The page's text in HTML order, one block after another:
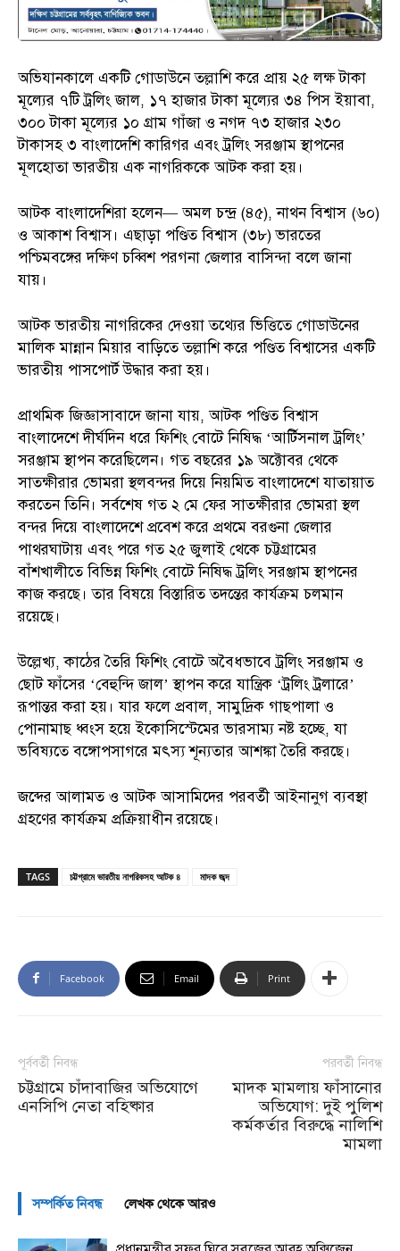
অভিযানকালে একটি গোডাউনে তল্লাশি করে প্রায় ২৫ লক্ষ টাকা
মূল্যের ৭টি ট্রলিং জাল, ১৭ হাজার টাকা মূল্যের ৩৪ পিস ইয়াবা,
৩০০ টাকা মূল্যের ১০ গ্রাম গাঁজা ও নগদ ৭৩ হাজার ২৩০
টাকাসহ ৩ বাংলাদেশি কারিগর এবং ট্রলিং সরঞ্জাম স্থাপনের
মূলহোতা ভারতীয় এক নাগরিককে আটক করা হয়।
আটক বাংলাদেশিরা হলেন— অমল চন্দ্র (৪৫), নাথন বিশ্বাস (৬০)
ও আকাশ বিশ্বাস। এছাড়া পণ্ডিত বিশ্বাস (৩৮) ভারতের
পশ্চিমবঙ্গের দক্ষিণ চব্বিশ পরগনা জেলার বাসিন্দা বলে জানা
যায়।
আটক ভারতীয় নাগরিকের দেওয়া তথ্যের ভিত্তিতে গোডাউনের
মালিক মান্নান মিয়ার বাড়িতে তল্লাশি করে পণ্ডিত বিশ্বাসের একটি
ভারতীয় পাসপোর্ট উদ্ধার করা হয়।
প্রাথমিক জিজ্ঞাসাবাদে জানা যায়, আটক পণ্ডিত বিশ্বাস
বাংলাদেশে দীর্ঘদিন ধরে ফিশিং বোটে নিষিদ্ধ ‘আর্টিসনাল ট্রলিং’
সরঞ্জাম স্থাপন করেছিলেন। গত বছরের ১৯ অক্টোবর থেকে
সাতক্ষীরার ভোমরা স্থলবন্দর দিয়ে নিয়মিত বাংলাদেশে যাতায়াত
করতেন তিনি। সর্বশেষ গত ২ মে ফের সাতক্ষীরার ভোমরা স্থল
বন্দর দিয়ে বাংলাদেশে প্রবেশ করে প্রথমে বরগুনা জেলার
পাথরঘাটায় এবং পরে গত ২৫ জুলাই থেকে চট্টগ্রামের
বাঁশখালীতে বিভিন্ন ফিশিং বোটে নিষিদ্ধ ট্রলিং সরঞ্জাম স্থাপনের
কাজ করছে। তার বিষয়ে বিস্তারিত তদন্তের কার্যক্রম চলমান
রয়েছে।
উল্লেখ্য, কাঠের তৈরি ফিশিং বোটে অবৈধভাবে ট্রলিং সরঞ্জাম ও
ছোট ফাঁসের ‘বেহুন্দি জাল’ স্থাপন করে যান্ত্রিক ‘ট্রলিং ট্রলারে’
রূপান্তর করা হয়। যার ফলে প্রবাল, সামুদ্রিক গাছপালা ও
পোনামাছ ধ্বংস হয়ে ইকোসিস্টেমের ভারসাম্য নষ্ট হচ্ছে, যা
ভবিষ্যতে বঙ্গোপসাগরে মৎস্য শূন্যতার আশঙ্কা তৈরি করছে।
জব্দের আলামত ও আটক আসামিদের পরবর্তী আইনানুগ ব্যবস্থা
গ্রহণের কার্যক্রম প্রক্রিয়াধীন রয়েছে।
TAGS চট্টগ্রামে ভারতীয় নাগরিকসহ আটক ৪ মাদক জব্দ
Facebook Email Print
পূর্ববর্তী নিবন্ধ
চট্টগ্রামে চাঁদাবাজির অভিযোগে
এনসিপি নেতা বহিষ্কার
পরবর্তী নিবন্ধ
মাদক মামলায় ফাঁসানোর
অভিযোগ: দুই পুলিশ
কর্মকর্তার বিরুদ্ধে নালিশি
মামলা
সম্পর্কিত নিবন্ধ লেখক থেকে আরও